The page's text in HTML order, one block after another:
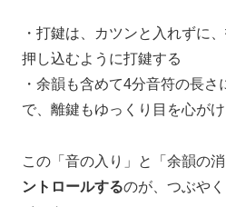
・打鍵は、 カツンと入れずに、
押し込むように打鍵する
・余韻も含めて4分音符の長
で、 離鍵もゆっくり目を心がけ
この「音の入り」と「余韻の
ントロールするのが、つぶや